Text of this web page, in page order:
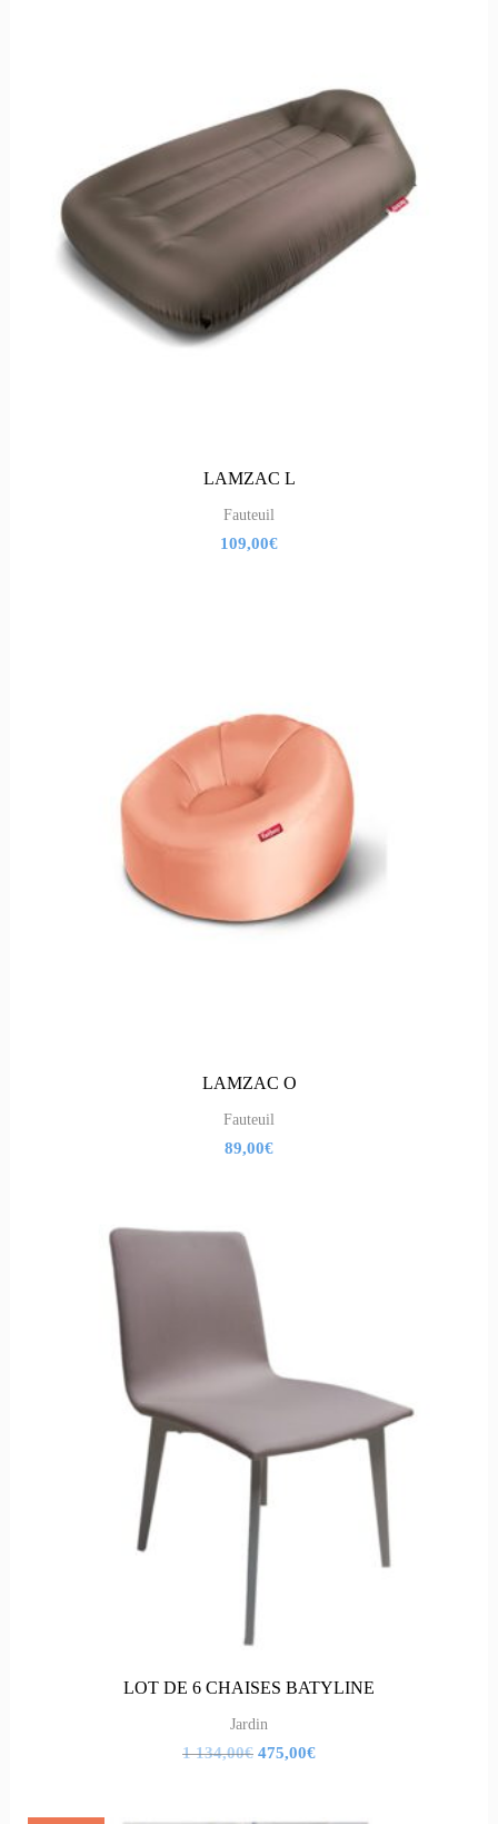
LAMZAC L
Fauteuil
109,00€
LAMZAC O
Fauteuil
89,00€
LOT DE 6 CHAISES BATYLINE
Jardin
1 134,00€
était :
1
134,00€.
475,00€